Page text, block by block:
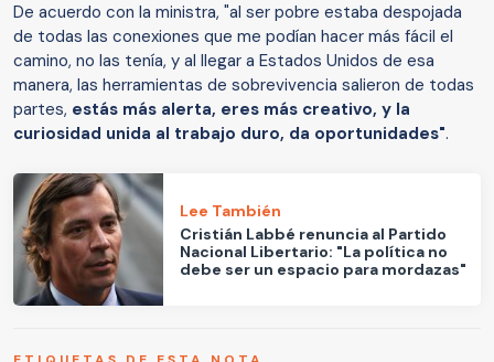
De acuerdo con la ministra, "al ser pobre estaba despojada
de todas las conexiones que me podían hacer más fácil el
camino, no las tenía, y al llegar a Estados Unidos de esa
manera, las herramientas de sobrevivencia salieron de todas
partes, estás más alerta, eres más creativo, y la
curiosidad unida al trabajo duro, da oportunidades".
Lee También
Cristián Labbé renuncia al Partido
Nacional Libertario: "La política no
debe ser un espacio para mordazas"